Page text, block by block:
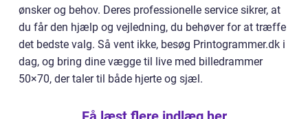
ønsker og behov. Deres professionelle service sikrer, at
du får den hjælp og vejledning, du behøver for at træffe
det bedste valg. Så vent ikke, besøg Printogrammer.dk i
dag, og bring dine vægge til live med billedrammer
50×70, der taler til både hjerte og sjæl.